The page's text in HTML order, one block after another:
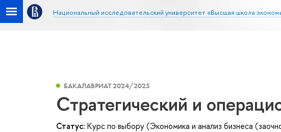
Национальный исследовательский университет «Высшая школа
БАКАЛАВРИАТ 2024/2025
Стратегический и
Статус: Курс по выбору (Экономика и анализ бизнеса